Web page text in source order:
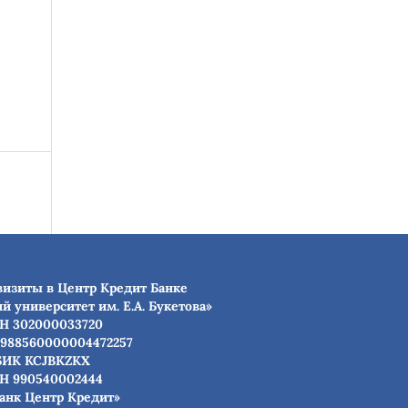
в Центр Кредит Банке
университет им. Е.А. Букетова»
302000033720
КСJBKZKX
990540002444
Центр Кредит»